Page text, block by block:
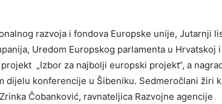
razvoja i fondova Europske unije, Jutarnji
Uredom Europskog parlamenta u Hrvatskoj
„Izbor za najbolji europski projekt“, a
dijelu konferencije u Šibeniku. Sedmeročlani žiri
Čobanković, ravnateljica Razvojne agencije